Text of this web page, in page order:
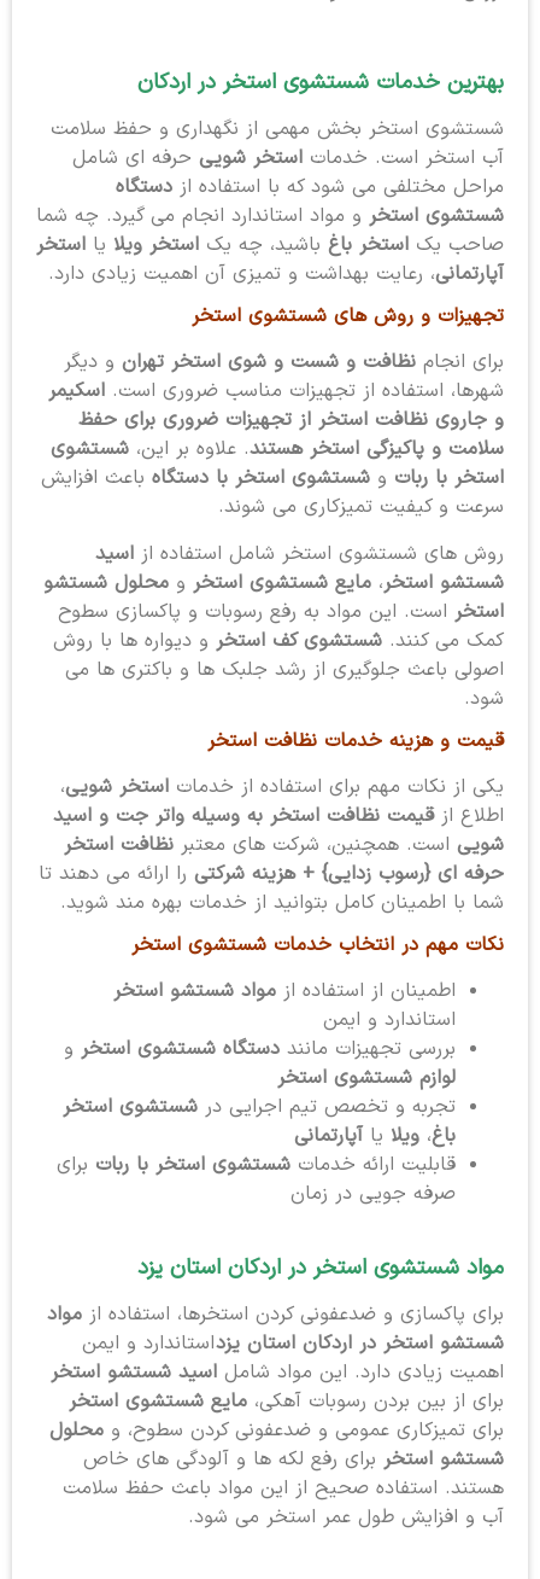
بهترین خدمات شستشوی استخر در اردکان
شستشوی استخر بخش مهمی از نگهداری و حفظ سلامت
آب استخر است. خدمات استخر شوییحرفه ای شامل
مراحل مختلفی می شود که با استفاده از دستگاه
شستشوی استخرو مواد استاندارد انجام می گیرد. چه شما
صاحب یک استخر باغباشید، چه یک استخر ویلایا استخر
آپارتمانی، رعایت بهداشت و تمیزی آن اهمیت زیادی دارد.
تجهیزات و روش های شستشوی استخر
برای انجام نظافت و شست و شوی استخر تهرانو دیگر
شهرها، استفاده از تجهیزات مناسب ضروری است. اسکیمر
و جاروی نظافت استخر از تجهیزات ضروری برای حفظ
سلامت و پاکیزگی استخر هستند. علاوه بر این، شستشوی
استخر با رباتو شستشوی استخر با دستگاهباعث افزایش
سرعت و کیفیت تمیزکاری می شوند.
روش های شستشوی استخر شامل استفاده از اسید
شستشو استخر، مایع شستشوی استخرو محلول شستشو
استخراست. این مواد به رفع رسوبات و پاکسازی سطوح
کمک می کنند. شستشوی کف استخرو دیواره ها با روش
اصولی باعث جلوگیری از رشد جلبک ها و باکتری ها می
شود.
قیمت و هزینه خدمات نظافت استخر
یکی از نکات مهم برای استفاده از خدمات استخر شویی،
اطلاع از قیمت نظافت استخر به وسیله واتر جت و اسید
شوییاست. همچنین، شرکت های معتبر نظافت استخر
حرفه ای {رسوب زدایی} + هزینه شرکتیرا ارائه می دهند تا
شما با اطمینان کامل بتوانید از خدمات بهره مند شوید.
نکات مهم در انتخاب خدمات شستشوی استخر
اطمینان از استفاده از مواد شستشو استخر
استاندارد و ایمن
بررسی تجهیزات مانند دستگاه شستشوی استخرو
لوازم شستشوی استخر
تجربه و تخصص تیم اجرایی در شستشوی استخر
باغ، ویلایا آپارتمانی
قابلیت ارائه خدمات شستشوی استخر با رباتبرای
صرفه جویی در زمان
مواد شستشوی استخر در اردکان استان یزد
برای پاکسازی و ضدعفونی کردن استخرها، استفاده از مواد
شستشو استخر در اردکان استان یزداستاندارد و ایمن
اهمیت زیادی دارد. این مواد شامل اسید شستشو استخر
برای از بین بردن رسوبات آهکی، مایع شستشوی استخر
برای تمیزکاری عمومی و ضدعفونی کردن سطوح، و محلول
شستشو استخربرای رفع لکه ها و آلودگی های خاص
هستند. استفاده صحیح از این مواد باعث حفظ سلامت
آب و افزایش طول عمر استخر می شود.